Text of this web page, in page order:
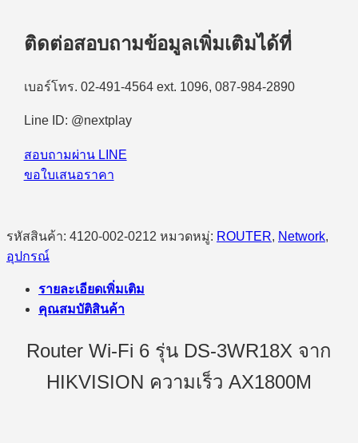
DS-
3WR18X
Fi6
Router
ติดต่อสอบถามข้อมูลเพิ่มเติมได้ที่
เบอร์โทร. 02-491-4564 ext. 1096, 087-984-2890
Line ID: @nextplay
สอบถามผ่าน LINE
ขอใบเสนอราคา
รหัสสินค้า: 4120-002-0212 หมวดหมู่: ROUTER, Network,
อุปกรณ์
รายละเอียดเพิ่มเติม
คุณสมบัติสินค้า
Router Wi-Fi 6 รุ่น DS-3WR18X จาก
HIKVISION ความเร็ว AX1800M